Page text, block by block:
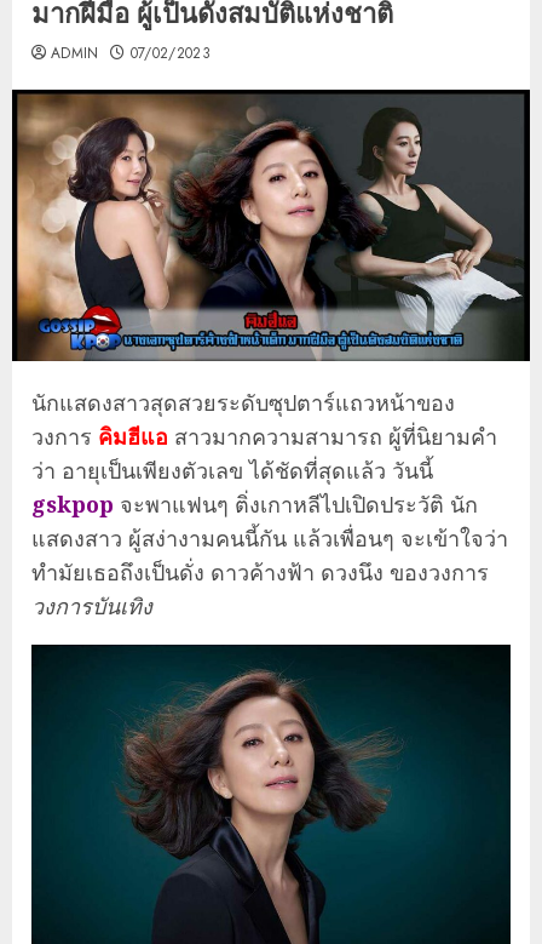
มากฝีมือ ผู้เป็นดังสมบัติแห่งชาติ
ADMIN 07/02/2023
นักแสดงสาวสุดสวยระดับซุปตาร์แถวหน้าของ
วงการ คิมฮีแอ สาวมากความสามารถ ผู้ที่นิยามคำ
ว่า อายุเป็นเพียงตัวเลข ได้ชัดที่สุดแล้ว วันนี้
gskpop จะพาแฟนๆ ติ่งเกาหลีไปเปิดประวัติ นัก
แสดงสาว ผู้สง่างามคนนี้กัน แล้วเพื่อนๆ จะเข้าใจว่า
ทำมัยเธอถึงเป็นดั่ง ดาวค้างฟ้า ดวงนึง ของวงการ
วงการบันเทิง